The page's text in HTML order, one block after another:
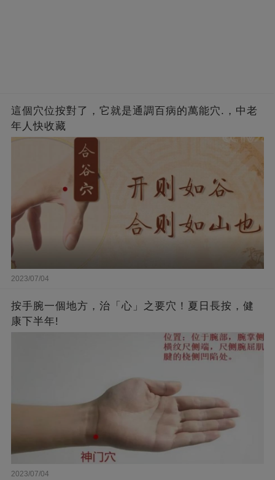
這個穴位按對了，它就是通調百病的萬能穴.，中老
年人快收藏
2023/07/04
按手腕一個地方，治「心」之要穴！夏日長按，健
康下半年!
2023/07/04